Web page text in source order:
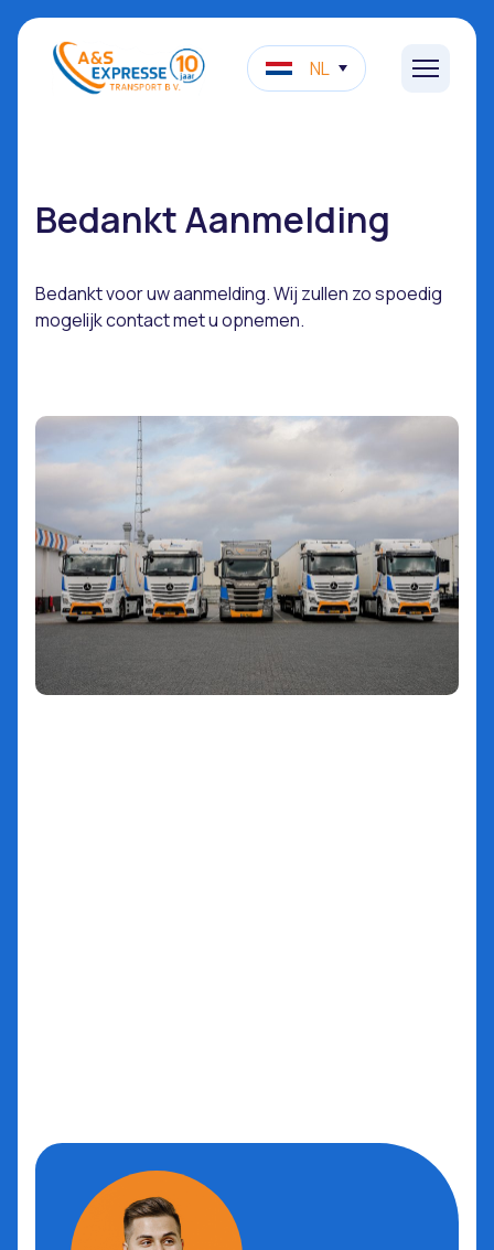
NL
Bedankt Aanmelding
Bedankt voor uw aanmelding. Wij zullen zo spoedig
mogelijk contact met u opnemen.